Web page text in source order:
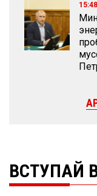
15:48
ВСТУПАЙ